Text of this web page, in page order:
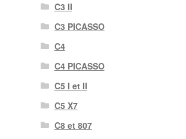
C3 II
C3 PICASSO
C4
C4 PICASSO
C5 I et II
C5 X7
C8 et 807